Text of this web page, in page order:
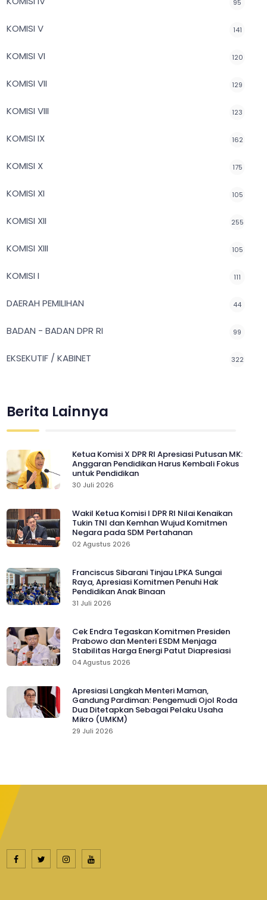
95
KOMISI V 141
KOMISI VI 120
KOMISI VII 129
KOMISI VIII 123
KOMISI IX 162
KOMISI X 175
KOMISI XI 105
KOMISI XII 255
KOMISI XIII 105
KOMISI I 111
DAERAH PEMILIHAN 44
BADAN - BADAN DPR RI 99
EKSEKUTIF / KABINET 322
Berita Lainnya
Ketua Komisi X DPR RI Apresiasi Putusan MK:
Anggaran Pendidikan Harus Kembali Fokus
untuk Pendidikan
30 Juli 2026
Wakil Ketua Komisi I DPR RI Nilai Kenaikan
Tukin TNI dan Kemhan Wujud Komitmen
Negara pada SDM Pertahanan
02 Agustus 2026
Franciscus Sibarani Tinjau LPKA Sungai
Raya, Apresiasi Komitmen Penuhi Hak
Pendidikan Anak Binaan
31 Juli 2026
Cek Endra Tegaskan Komitmen Presiden
Prabowo dan Menteri ESDM Menjaga
Stabilitas Harga Energi Patut Diapresiasi
04 Agustus 2026
Apresiasi Langkah Menteri Maman,
Gandung Pardiman: Pengemudi Ojol Roda
Dua Ditetapkan Sebagai Pelaku Usaha
Mikro (UMKM)
29 Juli 2026